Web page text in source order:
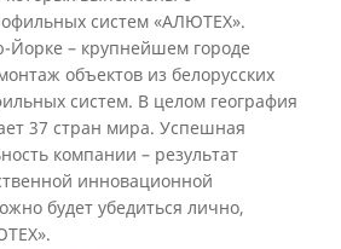
систем «АЛЮТЕХ».
Йорке – крупнейшем городе
объектов из белорусских
систем. В целом география
37 стран мира. Успешная
компании – результат
инновационной
будет убедиться лично,